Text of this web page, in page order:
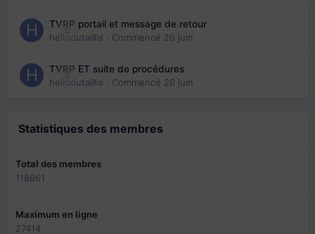
0
TVRP portail et message de retour
hellodutaillis · Commencé 26 juin
0
TVRP ET suite de procédures
hellodutaillis · Commencé 26 juin
Statistiques des membres
Total des membres
118861
Maximum en ligne
27414